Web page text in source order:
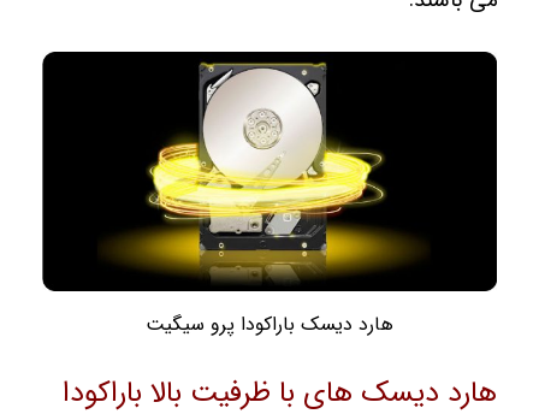
هارد دیسک باراکودا پرو سیگیت
هارد دیسک های با ظرفیت بالا باراکودا